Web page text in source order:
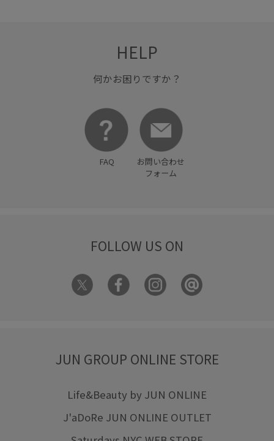
HELP
何かお困りですか？
FAQ
お問い合わせ
フォーム
FOLLOW US ON
JUN GROUP ONLINE STORE
Life&Beauty by JUN ONLINE
J'aDoRe JUN ONLINE OUTLET